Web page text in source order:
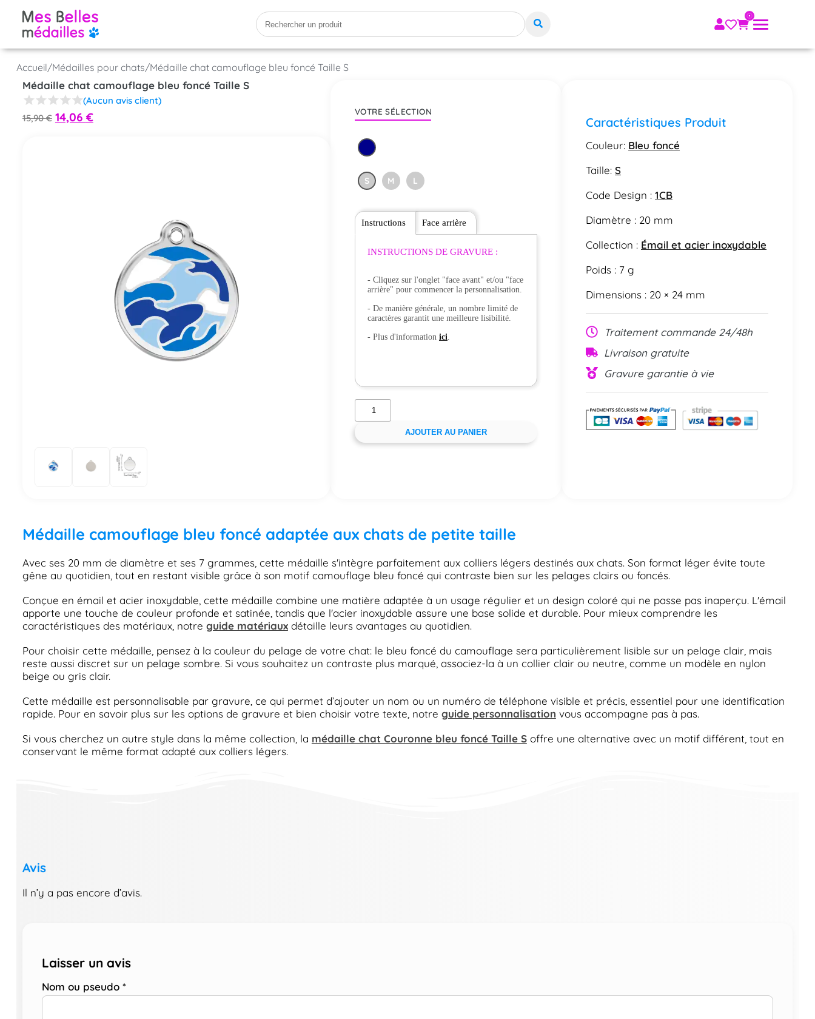
Accueil/Médailles pour chats/Médaille chat camouflage bleu foncé Taille S
Médaille chat camouflage bleu foncé Taille S
(Aucun avis client)
15,90€ 14,06 € VOTRE SÉLECTION
S M L
Instructions
INSTRUCTIONS DE GRAVURE :
- Cliquez sur l'onglet "face avant" et/ou "face
arrière" pour commencer la personnalisation.
- De manière générale, un nombre limité de
caractères garantit une meilleure lisibilité.
- Plus d'information ici.
Face arrière
AJOUTER AU PANIER
Caractéristiques Produit
Couleur: Bleu foncé
Taille:S
Code Design :1CB
Diamètre : 20 mm
Collection : Émail et acier inoxydable
Poids : 7 g
Dimensions : 20 × 24 mm
Traitement commande 24/48h
Livraison gratuite
Gravure garantie à vie
Médaille camouflage bleu foncé adaptée aux chats de petite taille
Avec ses 20 mm de diamètre et ses 7 grammes, cette médaille s'intègre parfaitement aux colliers légers destinés aux chats. Son format léger évite toute
gêne au quotidien, tout en restant visible grâce à son motif camouflage bleu foncé qui contraste bien sur les pelages clairs ou foncés.
Conçue en émail et acier inoxydable, cette médaille combine une matière adaptée à un usage régulier et un design coloré qui ne passe pas inaperçu. L'émail
apporte une touche de couleur profonde et satinée, tandis que l'acier inoxydable assure une base solide et durable. Pour mieux comprendre les
caractéristiques des matériaux, notre guide matériauxdétaille leurs avantages au quotidien.
Pour choisir cette médaille, pensez à la couleur du pelage de votre chat: le bleu foncé du camouflage sera particulièrement lisible sur un pelage clair, mais
reste aussi discret sur un pelage sombre. Si vous souhaitez un contraste plus marqué, associez-la à un collier clair ou neutre, comme un modèle en nylon
beige ou gris clair.
Cette médaille est personnalisable par gravure, ce qui permet d’ajouter un nom ou un numéro de téléphone visible et précis, essentiel pour une identification
rapide. Pour en savoir plus sur les options de gravure et bien choisir votre texte, notre guide personnalisation vous accompagne pas à pas.
Si vous cherchez un autre style dans la même collection, la médaille chat Couronne bleu foncé Taille Soffre une alternative avec un motif différent, tout en
conservant le même format adapté aux colliers légers.
Avis
Il n’y a pas encore d’avis.
Laisser un avis
Nom ou pseudo *